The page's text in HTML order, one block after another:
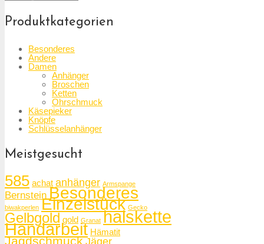
Produktkategorien
Besonderes
Andere
Damen
Anhänger
Broschen
Ketten
Ohrschmuck
Käsepieker
Knöpfe
Schlüsselanhänger
Meistgesucht
585 achat anhänger Armspange
Bernstein Besonderes
biwakperlen Einzelstück Gecko
Gelbgold gold Granat halskette
Handarbeit Hämatit
Jagdschmuck